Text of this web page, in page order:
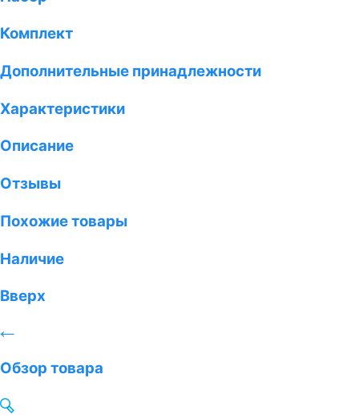
Комплект
Дополнительные принадлежности
Характеристики
Описание
Отзывы
Похожие товары
Наличие
Вверх
Обзор товара